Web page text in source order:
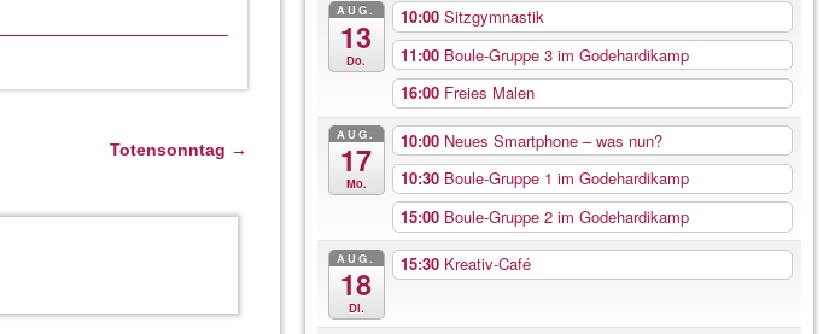
Totensonntag →
AUG.
13
Do.
10:00 Sitzgymnastik
11:00 Boule-Gruppe 3 im Godehardikamp
16:00 Freies Malen
AUG.
17
Mo.
10:00 Neues Smartphone – was nun?
10:30 Boule-Gruppe 1 im Godehardikamp
15:00 Boule-Gruppe 2 im Godehardikamp
AUG.
18
Di.
15:30 Kreativ-Café